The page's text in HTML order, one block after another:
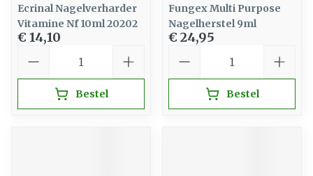
Ecrinal Nagelverharder
Vitamine Nf 10ml 20202
€ 14,10
Bestel
Fungex Multi Purpose
Nagelherstel 9ml
€ 24,95
Bestel